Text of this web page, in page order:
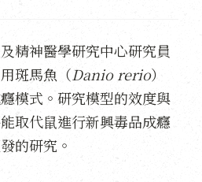
精神醫學研究中心研究員
斑馬魚（Danio rerio）
模式。研究模型的效度與
取代鼠進行新興毒品成癮
的研究。